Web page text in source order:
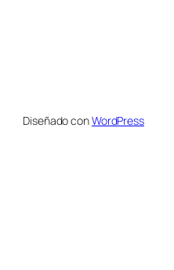
Diseñado conWordPress